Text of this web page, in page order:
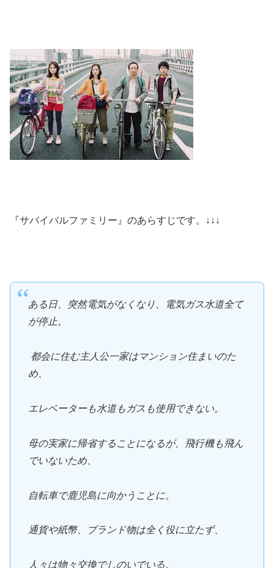
『サバイバルファミリー』のあらすじです。↓↓↓
ある日、突然電気がなくなり、電気ガス水道全て
が停止。
都会に住む主人公一家はマンション住まいのた
め、
エレベーターも水道もガスも使用できない。
母の実家に帰省することになるが、飛行機も飛ん
でいないため、
自転車で鹿児島に向かうことに。
通貨や紙幣、ブランド物は全く役に立たず、
人々は物々交換でしのいでいる。